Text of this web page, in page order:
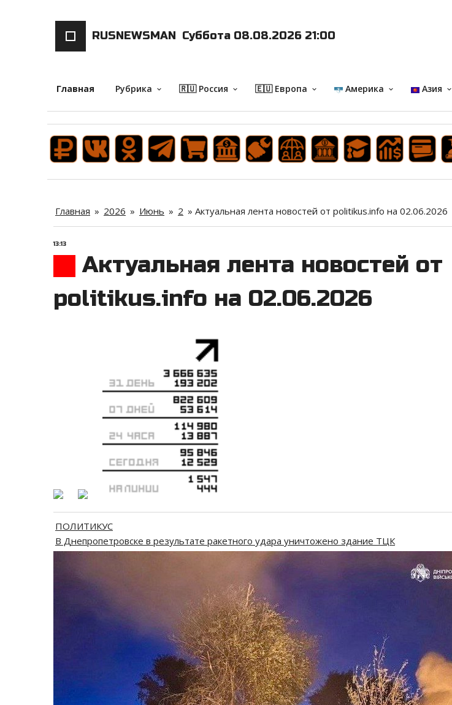
RUSNEWSMAN Суббота 08.08.2026 21:00
Главная Рубрика keyboard_arrow_down 🇷🇺 Россия keyboard_arrow_down 🇪🇺 Европа keyboard_arrow_down Америка keyboard_arrow_down Азия keyboard_arrow_down
Главная » 2026 » Июнь » 2 » Актуальная лента новостей от politikus.info на 02.06.2026
13:13
Актуальная лента новостей от
politikus.info на 02.06.2026
ПОЛИТИКУС
В Днепропетровске в результате ракетного удара уничтожено здание ТЦК